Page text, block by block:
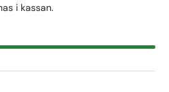
i kassan.